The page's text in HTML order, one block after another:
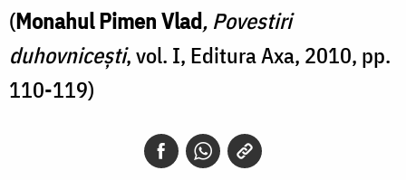
(Monahul Pimen Vlad, Povestiri
duhovnicești, vol. I, Editura Axa, 2010, pp.
110-119)